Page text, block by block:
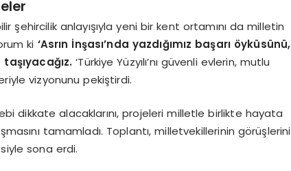
şehircilik anlayışıyla yeni bir kent ortamını da milletin
ki ‘Asrın İnşası’nda yazdığımız başarı öyküsünü,
‘Türkiye Yüzyılı’nı güvenli evlerin, mutlu
vizyonunu pekiştirdi.
dikkate alacaklarını, projeleri milletle birlikte hayata
tamamladı. Toplantı, milletvekillerinin görüşlerini
sona erdi.